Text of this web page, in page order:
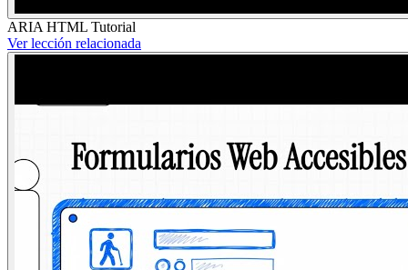
ARIA HTML Tutorial
Ver lección relacionada